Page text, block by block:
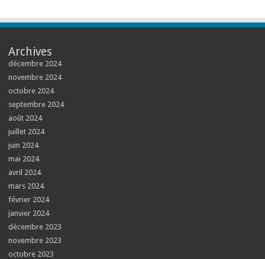
Archives
décembre 2024
novembre 2024
octobre 2024
septembre 2024
août 2024
juillet 2024
juin 2024
mai 2024
avril 2024
mars 2024
février 2024
janvier 2024
décembre 2023
novembre 2023
octobre 2023